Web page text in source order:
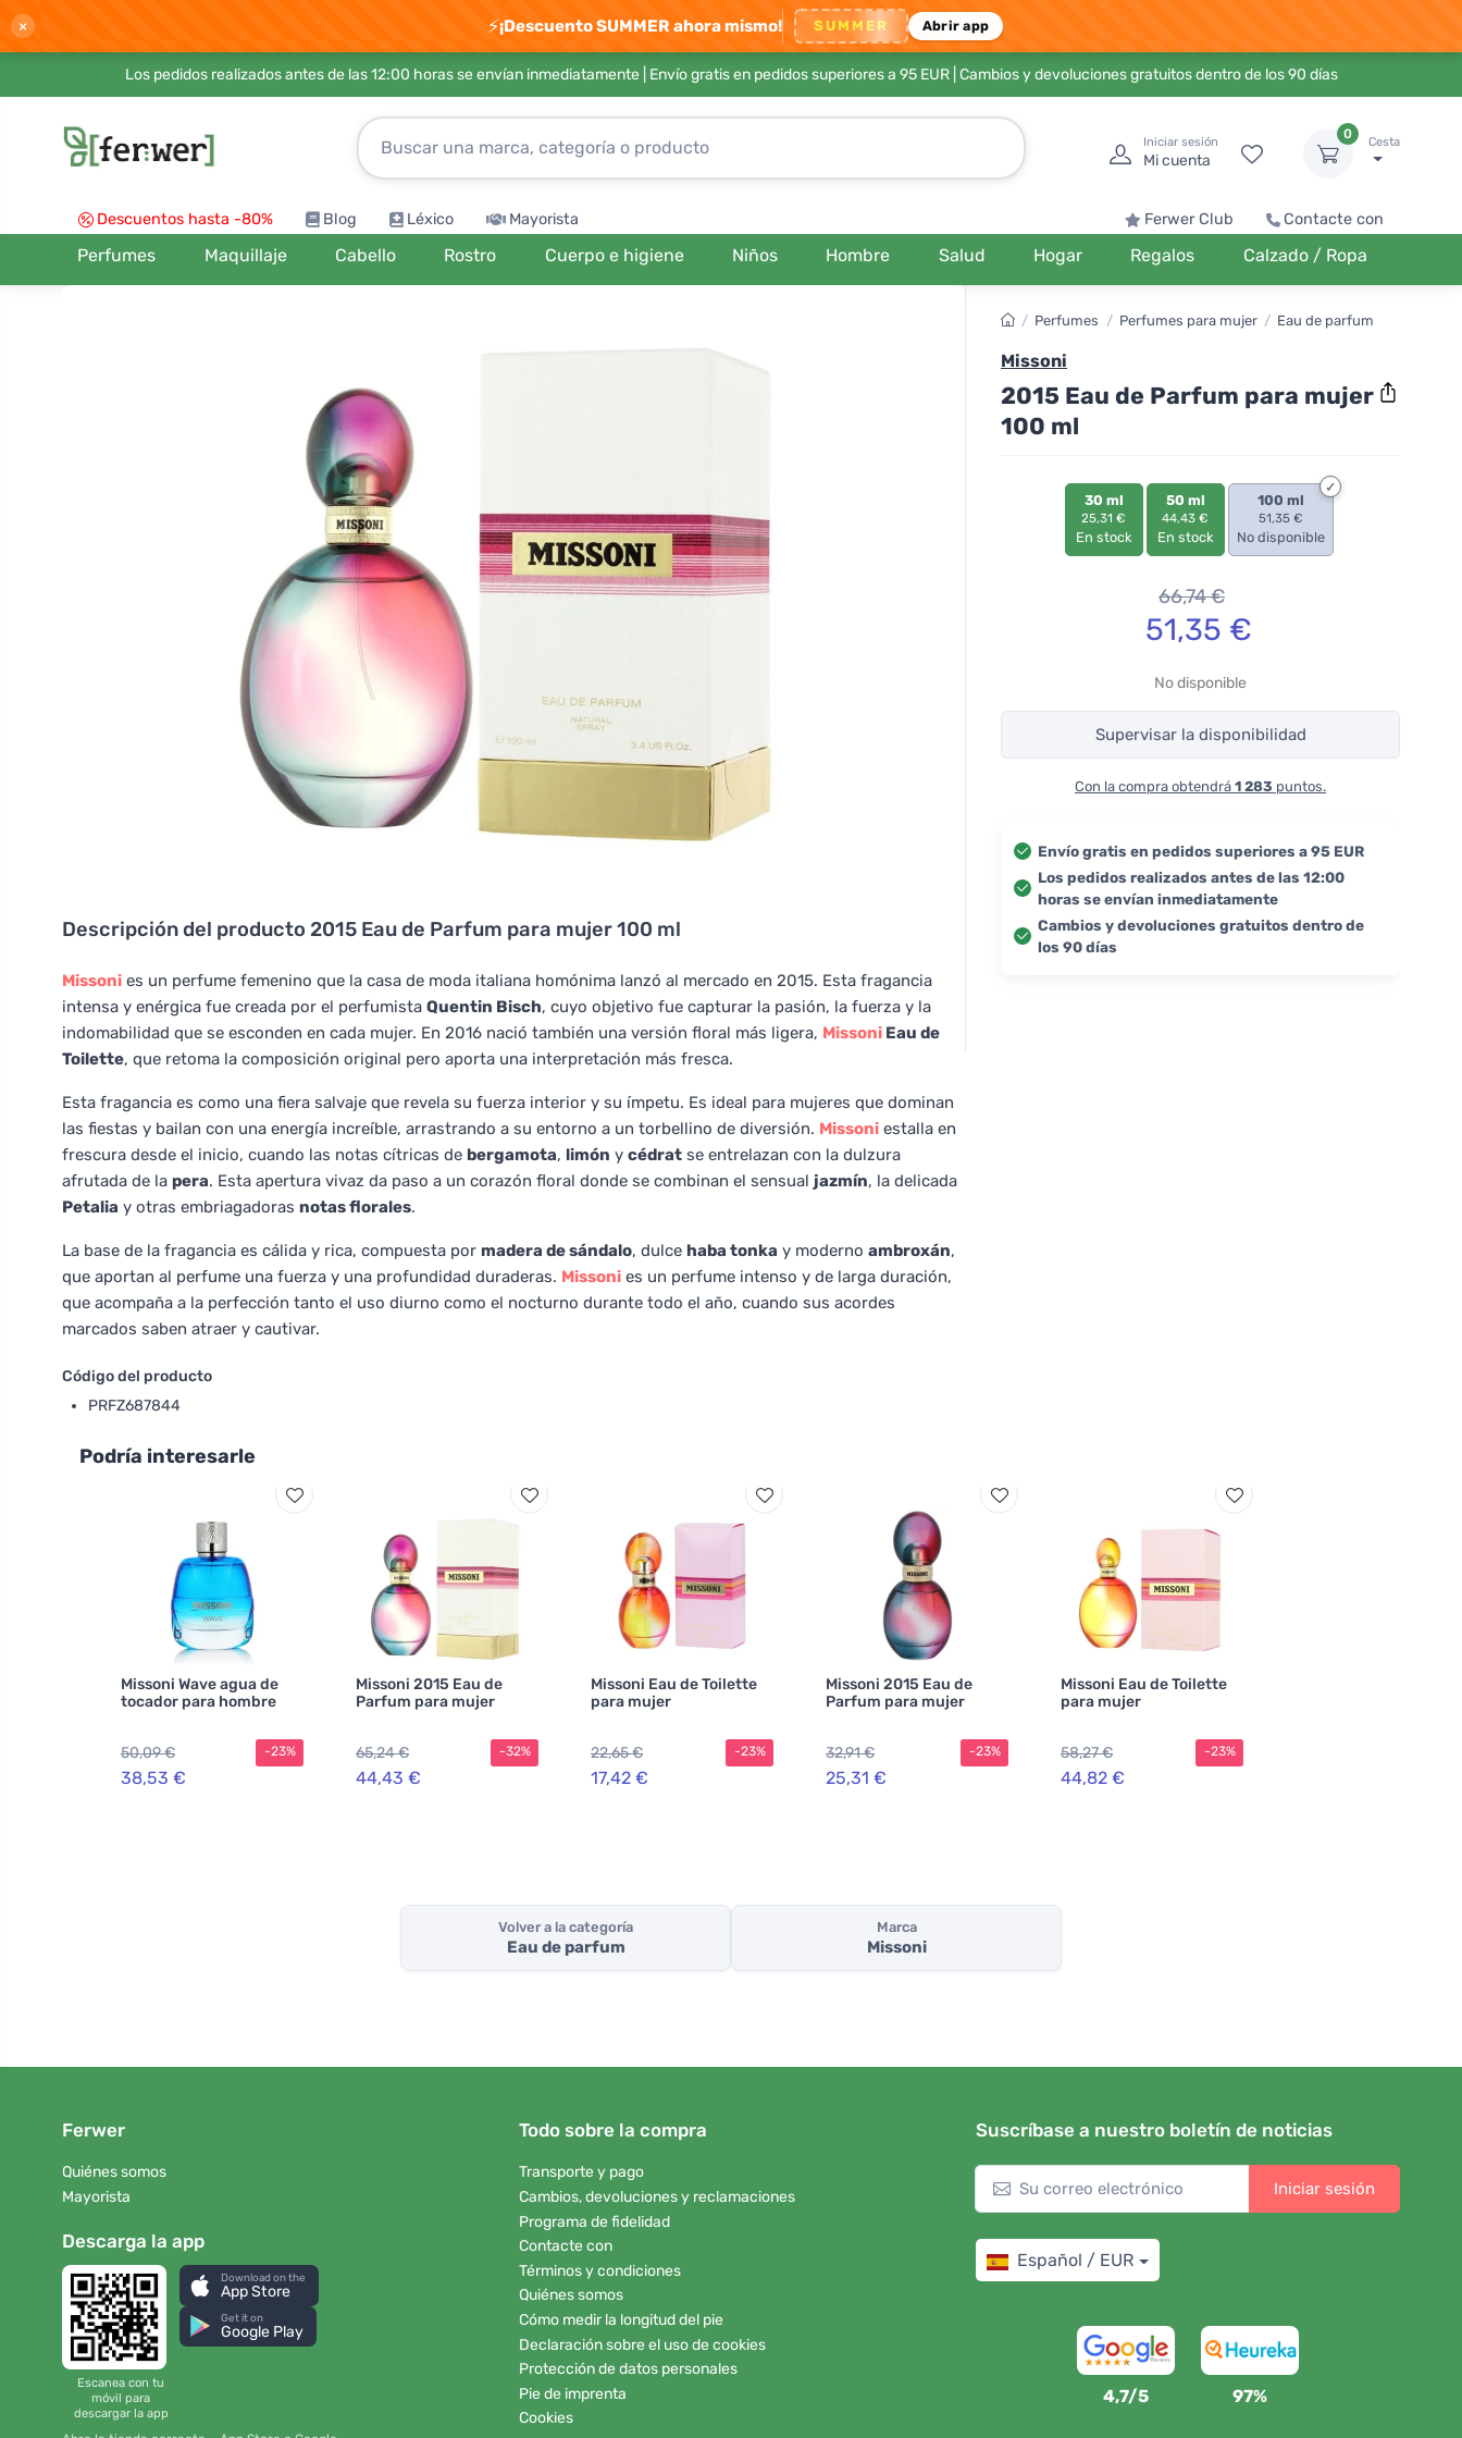
× ⚡¡Descuento SUMMER ahora mismo! SUMMER Abrir app
Los pedidos realizados antes de las 12:00 horas se envían inmediatamente | Envío gratis en pedidos superiores a 95 EUR| Cambios y devoluciones gratuitos dentro de los 90 días
Iniciar sesión
Mi cuenta
0
Cesta
Descuentos hasta -80% Blog Léxico Mayorista Ferwer Club Contacte con
Perfumes Maquillaje Cabello Rostro Cuerpo e higiene Niños Hombre Salud Hogar Regalos Calzado / Ropa
Descripción del producto 2015 Eau de Parfum para mujer 100 ml
Missoni es un perfume femenino que la casa de moda italiana homónima lanzó al mercado en 2015. Esta fragancia
intensa y enérgica fue creada por el perfumista Quentin Bisch, cuyo objetivo fue capturar la pasión, la fuerza y la
indomabilidad que se esconden en cada mujer. En 2016 nació también una versión floral más ligera, Missoni Eau de
Toilette, que retoma la composición original pero aporta una interpretación más fresca.
Esta fragancia es como una fiera salvaje que revela su fuerza interior y su ímpetu. Es ideal para mujeres que dominan
las fiestas y bailan con una energía increíble, arrastrando a su entorno a un torbellino de diversión. Missoni estalla en
frescura desde el inicio, cuando las notas cítricas de bergamota, limón y cédrat se entrelazan con la dulzura
afrutada de la pera. Esta apertura vivaz da paso a un corazón floral donde se combinan el sensual jazmín, la delicada
Petalia y otras embriagadoras notas florales.
La base de la fragancia es cálida y rica, compuesta por madera de sándalo, dulce haba tonka y moderno ambroxán,
que aportan al perfume una fuerza y una profundidad duraderas. Missoni es un perfume intenso y de larga duración,
que acompaña a la perfección tanto el uso diurno como el nocturno durante todo el año, cuando sus acordes
marcados saben atraer y cautivar.
Código del producto
PRFZ687844
/ Perfumes / Perfumes para mujer / Eau de parfum
Missoni
2015 Eau de Parfum para mujer
100 ml
30 ml
25,31 €
En stock
50 ml
44,43 €
En stock
100 ml
51,35 €
No disponible
66,74€
51,35 €
No disponible
Supervisar la disponibilidad
Con la compra obtendrá 1 283 puntos.
Envío gratis en pedidos superiores a 95 EUR
Los pedidos realizados antes de las 12:00
horas se envían inmediatamente
Cambios y devoluciones gratuitos dentro de
los 90 días
Podría interesarle
Missoni Wave agua de
tocador para hombre
50,09 €
38,53 €
-23%
Missoni 2015 Eau de
Parfum para mujer
65,24 €
44,43 €
-32%
Missoni Eau de Toilette
para mujer
22,65 €
17,42 €
-23%
Missoni 2015 Eau de
Parfum para mujer
32,91 €
25,31 €
-23%
Missoni Eau de Toilette
para mujer
58,27 €
44,82 €
-23%
Volver a la categoría
Eau de parfum
Marca
Missoni
Ferwer
Quiénes somos
Mayorista
Descarga la app
Escanea con tu
móvil para
descargar la app
Download on the
App Store
Get it on
Google Play
Todo sobre la compra
Transporte y pago
Cambios, devoluciones y reclamaciones
Programa de fidelidad
Contacte con
Términos y condiciones
Quiénes somos
Cómo medir la longitud del pie
Declaración sobre el uso de cookies
Protección de datos personales
Pie de imprenta
Cookies
Suscríbase a nuestro boletín de noticias
Iniciar sesión
Español / EUR
4,7/5 97%